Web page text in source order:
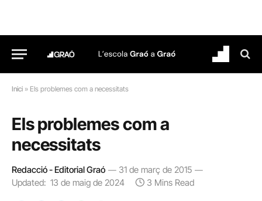
Inici » Els problemes com a necessitats
Els problemes com a
necessitats
Redacció - Editorial Graó
31 de març de 2015
Updated: 13 de maig de 2024 3 Mins Read